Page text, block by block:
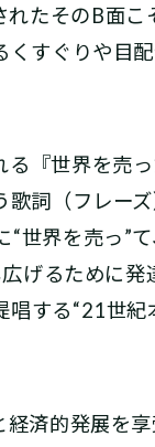
たそのB面こ
すぐりや目
『世界を売っ
歌詞（フレー
世界を売っ”て
げるために発
する“21世紀
済的発展を